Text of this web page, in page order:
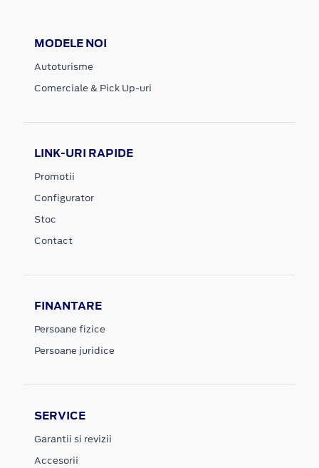
MODELE NOI
Autoturisme
Comerciale & Pick Up-uri
LINK-URI RAPIDE
Promotii
Configurator
Stoc
Contact
FINANTARE
Persoane fizice
Persoane juridice
SERVICE
Garantii si revizii
Accesorii